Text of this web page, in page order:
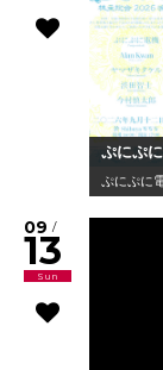
ぷにぷ
ぷにぷに
09 /
13
Sun